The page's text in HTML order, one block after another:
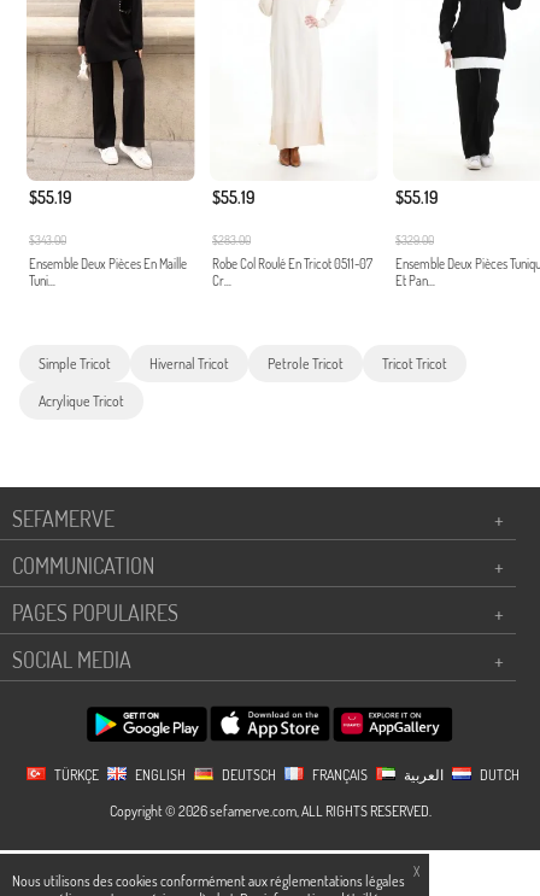
X
Nous utilisons des cookies conformément aux réglementations légales
$55.19
$343.00
Ensemble Deux Pièces En Maille
Tuni...
$55.19
$283.00
Robe Col Roulé En Tricot 0511-07
Cr...
$55.19
$329.00
Ensemble Deux Pièces
Et Pan...
Simple Tricot Hivernal Tricot Petrole Tricot Tricot Tricot
Acrylique Tricot
SEFAMERVE
+
COMMUNICATION
+
PAGES POPULAIRES
+
SOCIAL MEDIA
+
TÜRKÇE ENGLISH DEUTSCH FRANÇAIS
DUTCH
Copyright © 2026 sefamerve.com, ALL RIGHTS RESERVED.